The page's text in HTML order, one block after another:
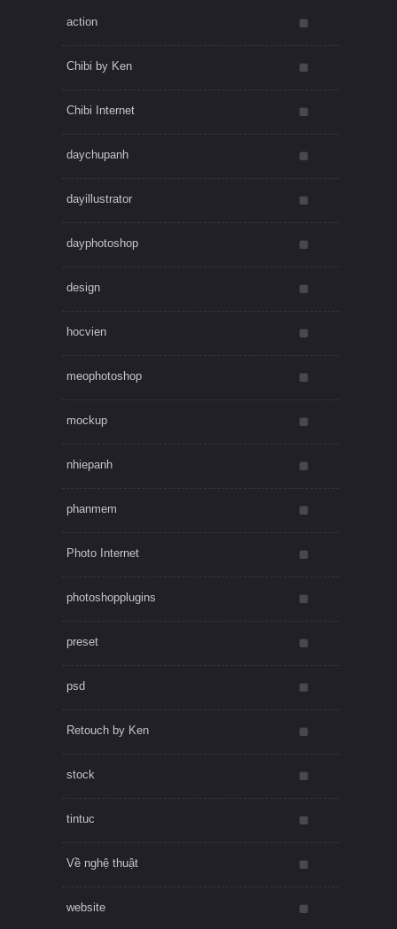
action
Chibi by Ken
Chibi Internet
daychupanh
dayillustrator
dayphotoshop
design
hocvien
meophotoshop
mockup
nhiepanh
phanmem
Photo Internet
photoshopplugins
preset
psd
Retouch by Ken
stock
tintuc
Về nghệ thuật
website